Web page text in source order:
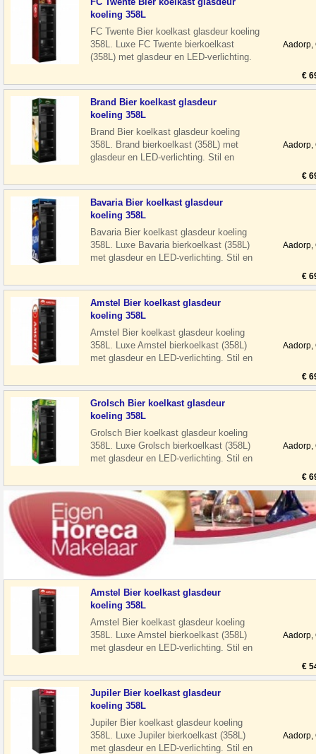
koeling 358L
FC Twente Bier koelkast glasdeur koeling
358L. Luxe FC Twente bierkoelkast
(358L) met glasdeur en LED-verlichting.
Aadorp,
€
Brand Bier koelkast glasdeur
koeling 358L
Brand Bier koelkast glasdeur koeling
358L. Brand bierkoelkast (358L) met
glasdeur en LED-verlichting. Stil en
Aadorp,
€
Bavaria Bier koelkast glasdeur
koeling 358L
Bavaria Bier koelkast glasdeur koeling
358L. Luxe Bavaria bierkoelkast (358L)
met glasdeur en LED-verlichting. Stil en
Aadorp,
€
Amstel Bier koelkast glasdeur
koeling 358L
Amstel Bier koelkast glasdeur koeling
358L. Luxe Amstel bierkoelkast (358L)
met glasdeur en LED-verlichting. Stil en
Aadorp,
€
Grolsch Bier koelkast glasdeur
koeling 358L
Grolsch Bier koelkast glasdeur koeling
358L. Luxe Grolsch bierkoelkast (358L)
met glasdeur en LED-verlichting. Stil en
Aadorp,
€
Amstel Bier koelkast glasdeur
koeling 358L
Amstel Bier koelkast glasdeur koeling
358L. Luxe Amstel bierkoelkast (358L)
met glasdeur en LED-verlichting. Stil en
Aadorp,
€
Jupiler Bier koelkast glasdeur
koeling 358L
Jupiler Bier koelkast glasdeur koeling
358L. Luxe Jupiler bierkoelkast (358L)
met glasdeur en LED-verlichting. Stil en
Aadorp,